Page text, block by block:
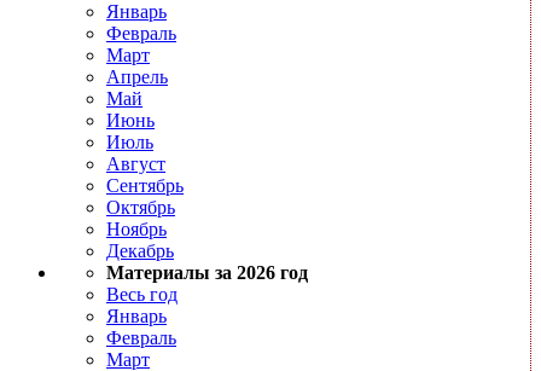
Январь
Февраль
Март
Апрель
Май
Июнь
Июль
Август
Сентябрь
Октябрь
Ноябрь
Декабрь
Материалы за 2026 год
Весь год
Январь
Февраль
Март